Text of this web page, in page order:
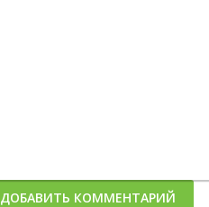
ДОБАВИТЬ КОММЕНТАРИЙ